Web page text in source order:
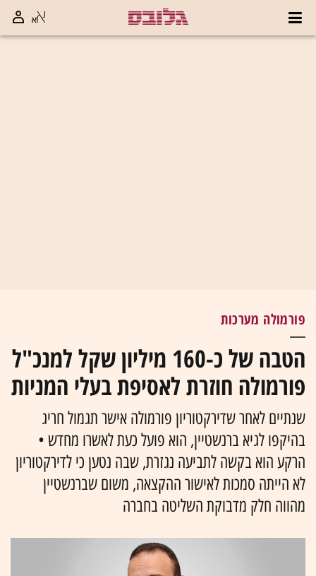
פורמולה מערכות
הטבה של כ-160 מיליון שקל למנכ"ל
פורמולה חוזרת לאסיפת בעלי המניות
שנתיים לאחר שדירקטוריון פורמולה אישר תגמול חריג
בהיקפו לגיא ברנשטיין, הוא פועל כעת לאשרו מחדש •
הרקע הוא בקשה לתביעה נגזרת, שבה נטען כי לדירקטוריון
לא הייתה סמכות לאישור ההקצאה, משום שברנשטיין
מהווה חלק מדבוקת השליטה בחברה